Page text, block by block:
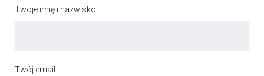
Twoje imię i nazwisko
Twój email